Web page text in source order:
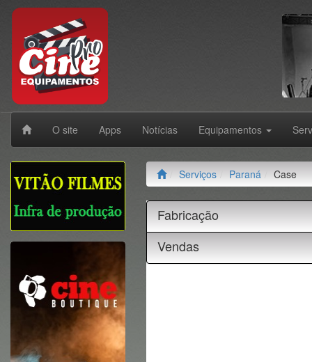
O site Apps Notícias Equipamentos
Serviços Paraná Case
Fabricação
Vendas